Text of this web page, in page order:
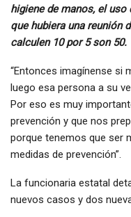
higiene de manos, el
que hubiera una reunión
calculen 10 por 5 son 50.
“Entonces imagínense si
luego esa persona a su
Por eso es muy
prevención y que nos
porque tenemos que ser
medidas de prevención”.
La funcionaria estatal
nuevos casos y dos